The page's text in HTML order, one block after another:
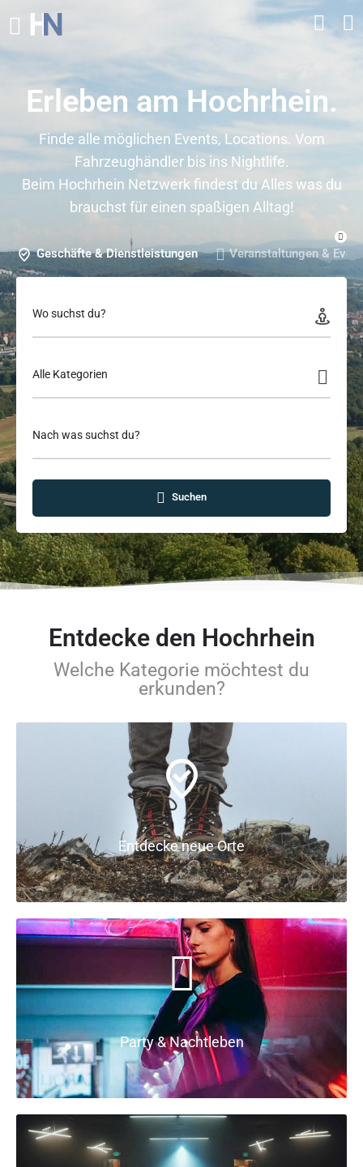
Erleben am Hochrhein.
Finde alle möglichen Events, Locations. Vom
Fahrzeughändler bis ins Nightlife.
Beim Hochrhein Netzwerk findest du Alles was du
brauchst für einen spaßigen Alltag!
Geschäfte & Dienstleistungen Veranstaltungen &
Wo suchst du?
Alle Kategorien
Nach was suchst du?
Suchen
Entdecke den Hochrhein
Welche Kategorie möchtest du
erkunden?
Entdecke neue Orte
Party & Nachtleben